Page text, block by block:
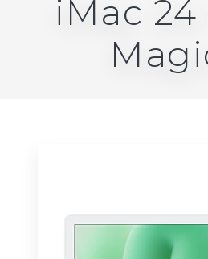
iMac 24